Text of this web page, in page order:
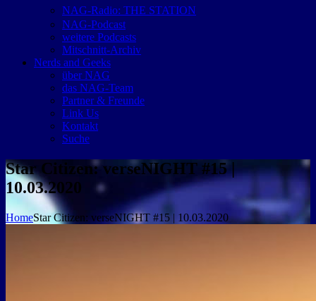
NAG-Radio: THE STATION
NAG-Podcast
weitere Podcasts
Mitschnitt-Archiv
Nerds and Geeks
über NAG
das NAG-Team
Partner & Freunde
Link Us
Kontakt
Suche
Star Citizen: verseNIGHT #15 |
10.03.2020
HomeStar Citizen: verseNIGHT #15 | 10.03.2020